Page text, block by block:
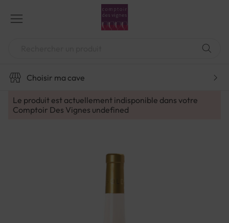
contenu
Choisir ma cave
Le produit est actuellement indisponible dans votre
Comptoir Des Vignes undefined